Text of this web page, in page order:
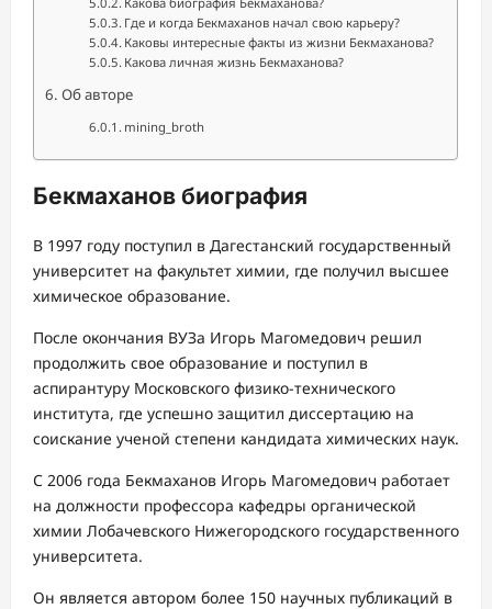
Где и когда Бекмаханов начал свою карьеру?
Каковы интересные факты из жизни Бекмаханова?
Какова личная жизнь Бекмаханова?
Об авторе
mining_broth
Бекмаханов биография
В 1997 году поступил в Дагестанский государственный
университет на факультет химии, где получил высшее
химическое образование.
После окончания ВУЗа Игорь Магомедович решил
продолжить свое образование и поступил в
аспирантуру Московского физико-технического
института, где успешно защитил диссертацию на
соискание ученой степени кандидата химических наук.
С 2006 года Бекмаханов Игорь Магомедович работает
на должности профессора кафедры органической
химии Лобачевского Нижегородского государственного
университета.
Он является автором более 150 научных публикаций в